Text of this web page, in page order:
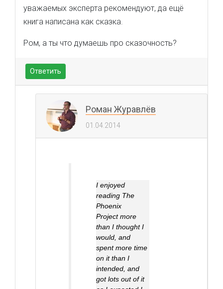
уважаемых эксперта рекомендуют, да ещё
книга написана как сказка.
Ром, а ты что думаешь про сказочность?
Ответить
Роман Журавлёв
01.04.2014
I enjoyed
reading The
Phoenix
Projectmore
than I thought I
would, and
spent more time
on it than I
intended, and
got lots out of it